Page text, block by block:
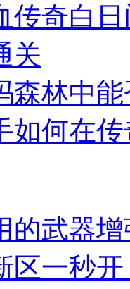
传奇白
关
森林中
如何在
的武器
区一秒开